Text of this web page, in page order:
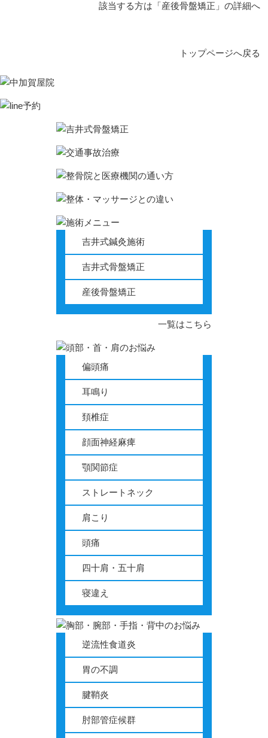
該当する方は「産後骨盤矯正」の詳細へ
トップページへ戻る
吉井式鍼灸施術
吉井式骨盤矯正
産後骨盤矯正
一覧はこちら
偏頭痛
耳鳴り
頚椎症
顔面神経麻痺
顎関節症
ストレートネック
肩こり
頭痛
四十肩・五十肩
寝違え
逆流性食道炎
胃の不調
腱鞘炎
肘部管症候群